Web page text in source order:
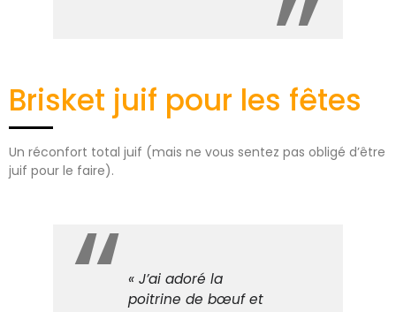
Brisket juif pour les fêtes
Un réconfort total juif (mais ne vous sentez pas obligé d’être
juif pour le faire).
« J’ai adoré la
poitrine de bœuf et